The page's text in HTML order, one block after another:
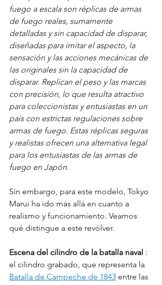
fuego a escala son réplicas de armas
de fuego reales, sumamente
detalladas y sin capacidad de disparar,
diseñadas para imitar el aspecto, la
sensación y las acciones mecánicas de
las originales sin la capacidad de
disparar. Replican el peso y las marcas
con precisión, lo que resulta atractivo
para coleccionistas y entusiastas en un
país con estrictas regulaciones sobre
armas de fuego. Estas réplicas seguras
y realistas ofrecen una alternativa legal
para los entusiastas de las armas de
fuego en Japón.
Sin embargo, para este modelo, Tokyo
Marui ha ido más allá en cuanto a
realismo y funcionamiento. Veamos
qué distingue a este revólver.
Escena del cilindro de la batalla naval :
el cilindro grabado, que representa la
Batalla de Campeche de 1843 entre las